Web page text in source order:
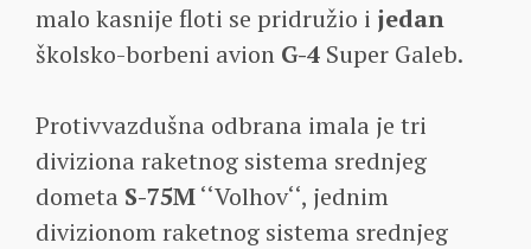
malo kasnije floti se pridružio i jedan
školsko-borbeni avion G-4 Super Galeb.
Protivvazdušna odbrana imala je tri
diviziona raketnog sistema srednjeg
dometa S-75M‘‘Volhov‘‘, jednim
divizionom raketnog sistema srednjeg